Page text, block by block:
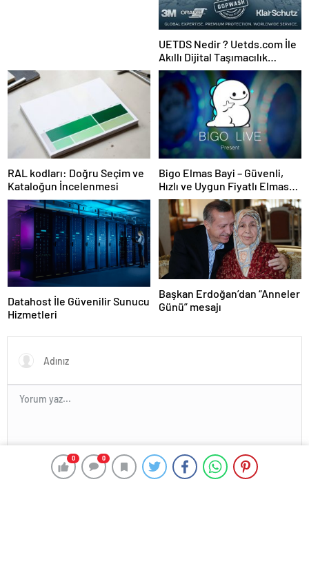
0 0
UETDS Nedir ? Uetds.com İle
Akıllı Dijital Taşımacılık
Yazılımı
RAL kodları: Doğru Seçim ve
Kataloğun İncelenmesi
Bigo Elmas Bayi – Güvenli,
Hızlı ve Uygun Fiyatlı Elmas
Satın Almanın Yeni Adresi
Datahost İle Güvenilir Sunucu
Hizmetleri
Başkan Erdoğan’dan “Anneler
Günü” mesajı